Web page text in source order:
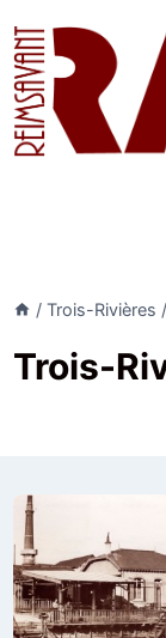
au
contenu
/ Trois-Rivières
Trois-